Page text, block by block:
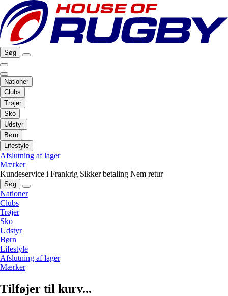
Søg
Nationer
Clubs
Trøjer
Sko
Udstyr
Børn
Lifestyle
Afslutning af lager
Mærker
Kundeservice i Frankrig Sikker betaling Nem retur
Søg
Nationer
Clubs
Trøjer
Sko
Udstyr
Børn
Lifestyle
Afslutning af lager
Mærker
Tilføjer til kurv...